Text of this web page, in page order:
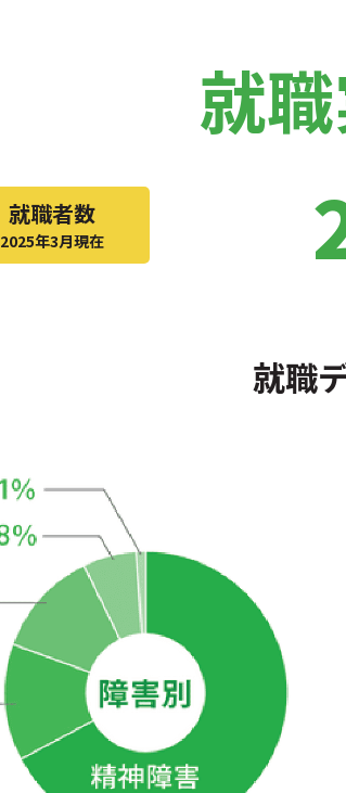
就
就職者数
2025年3月現在
就職